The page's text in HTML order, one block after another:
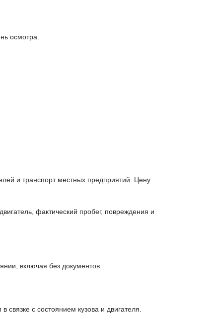
осмотра.
и транспорт местных предприятий. Цену
фактический пробег, повреждения и
включая без документов.
с состоянием кузова и двигателя.